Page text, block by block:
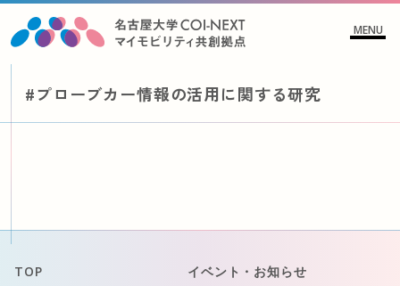
MENU
#プローブカー情報の活用に関する研究
TOP イベント・お知らせ